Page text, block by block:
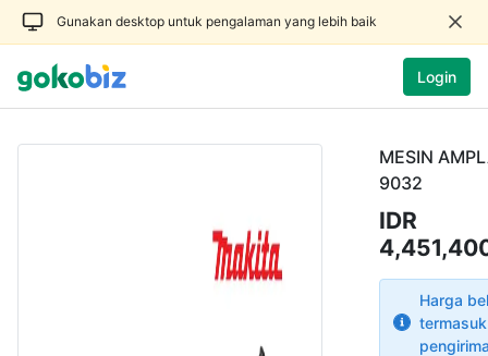
Gunakan desktop untuk pengalaman yang lebih baik
Login
MESIN
9032
IDR
Harga